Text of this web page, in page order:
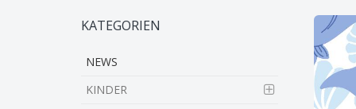
KATEGORIEN
NEWS
KINDER